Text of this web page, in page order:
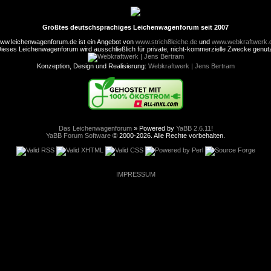
Größtes deutschsprachiges Leichenwagenforum seit 2007
ist ein Angebot von www.strich8leiche.deund
Leichenwagenforum wird ausschließlich für private, nicht-kommerzielle Zwecke
Konzeption, Design und Realisierung: Webkraftwerk | Jens Bertram
Das Leichenwagenforum» Powered by YaBB 2.6.11 !
YaBB Forum Software © 2000-2026. Alle Rechte vorbehalten.
IMPRESSUM